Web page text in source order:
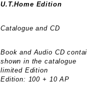
U.T.Home Edition
Catalogue and CD
Book and Audio CD
shown in the catalogue
limited Edition
Edition: 100 + 10 AP